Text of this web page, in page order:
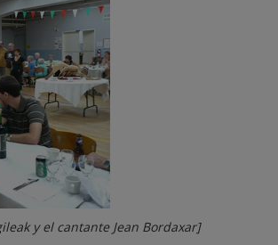
y el cantante Jean Bordaxar]